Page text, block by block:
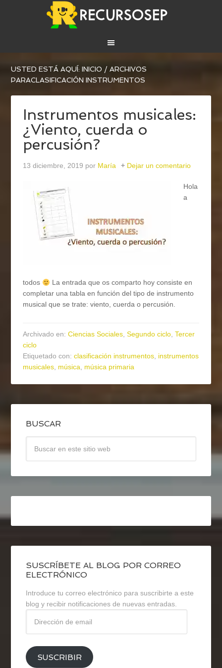
USTED ESTÁ AQUÍ:INICIO / ARCHIVOS
PARACLASIFICACIÓN INSTRUMENTOS
Instrumentos musicales:
¿Viento, cuerda o
percusión?
13 diciembre, 2019 por María Dejar un comentario
Hola
a
todos
La entrada que os comparto hoy consiste en
completar una tabla en función del tipo de instrumento
musical que se trate: viento, cuerda o percusión.
Archivado en:Ciencias Sociales,Segundo ciclo,Tercer
ciclo
Etiquetado con:clasificación instrumentos, instrumentos
musicales, música, música primaria
BUSCAR
SUSCRÍBETE AL BLOG POR CORREO
ELECTRÓNICO
Introduce tu correo electrónico para suscribirte a este
blog y recibir notificaciones de nuevas entradas.
email
SUSCRIBIR